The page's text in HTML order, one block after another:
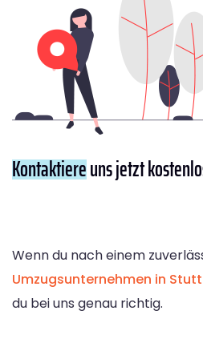
Kontaktiereuns jetzt
Wenn du nach einem
Umzugsunternehmen in
du bei uns genau richtig.